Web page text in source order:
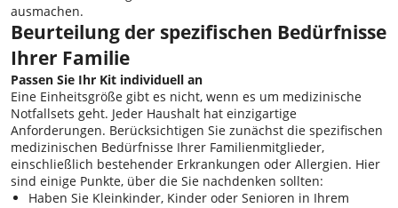
ausmachen.
Beurteilung der spezifischen Bedürfnisse
Ihrer Familie
Passen Sie Ihr Kit individuell an
Eine Einheitsgröße gibt es nicht, wenn es um medizinische
Notfallsets geht. Jeder Haushalt hat einzigartige
Anforderungen. Berücksichtigen Sie zunächst die spezifischen
medizinischen Bedürfnisse Ihrer Familienmitglieder,
einschließlich bestehender Erkrankungen oder Allergien. Hier
sind einige Punkte, über die Sie nachdenken sollten:
Haben Sie Kleinkinder, Kinder oder Senioren in Ihrem